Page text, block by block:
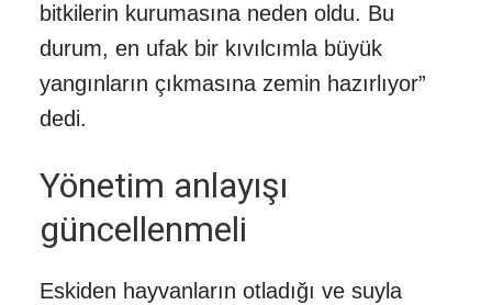
bitkilerin kurumasına neden oldu. Bu
durum, en ufak bir kıvılcımla büyük
yangınların çıkmasına zemin hazırlıyor”
dedi.
Yönetim anlayışı
güncellenmeli
Eskiden hayvanların otladığı ve suyla